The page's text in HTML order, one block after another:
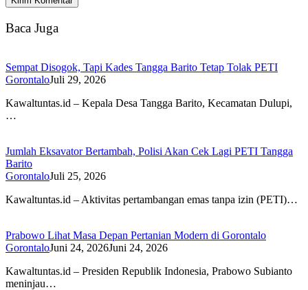
Baca Juga
Sempat Disogok, Tapi Kades Tangga Barito Tetap Tolak PETI
GorontaloJuli 29, 2026
Kawaltuntas.id – Kepala Desa Tangga Barito, Kecamatan Dulupi,
…
Jumlah Eksavator Bertambah, Polisi Akan Cek Lagi PETI Tangga
Barito
GorontaloJuli 25, 2026
Kawaltuntas.id – Aktivitas pertambangan emas tanpa izin (PETI)…
Prabowo Lihat Masa Depan Pertanian Modern di Gorontalo
GorontaloJuni 24, 2026Juni 24, 2026
Kawaltuntas.id – Presiden Republik Indonesia, Prabowo Subianto
meninjau…